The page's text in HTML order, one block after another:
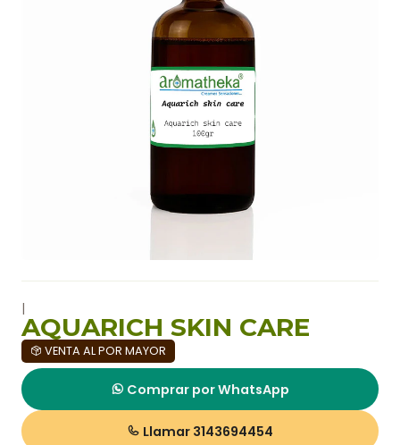
|
AQUARICH SKIN CARE
VENTA AL POR MAYOR
Comprar por WhatsApp
Llamar 3143694454